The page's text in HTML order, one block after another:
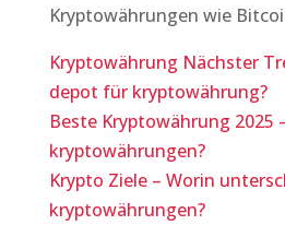
Kryptowährungen wie
Kryptowährung Nächster
depot für kryptowährung?
Beste Kryptowährung 2025
kryptowährungen?
Krypto Ziele – Worin
kryptowährungen?